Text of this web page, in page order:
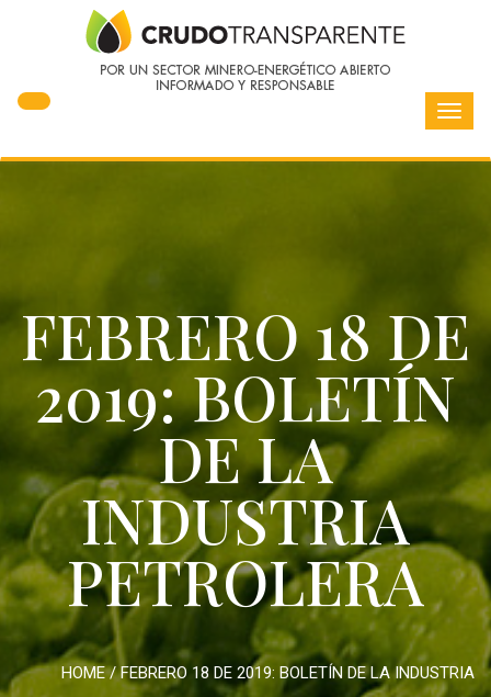
FEBRERO 18 DE
2019: BOLETÍN
DE LA
INDUSTRIA
PETROLERA
HOME/FEBRERO 18 DE 2019: BOLETÍN DE LA INDUSTRIA